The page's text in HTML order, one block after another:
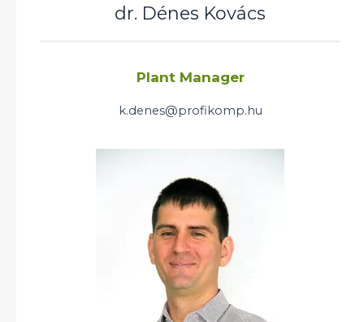
dr. Dénes Kovács
Plant Manager
k.denes@profikomp.hu